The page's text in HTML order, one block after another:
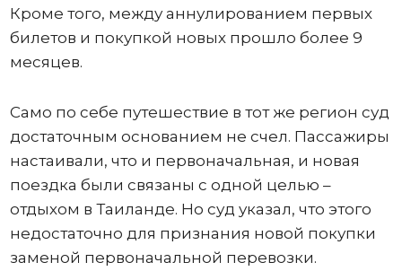
Кроме того, между аннулированием первых
билетов и покупкой новых прошло более 9
месяцев.
Само по себе путешествие в тот же регион суд
достаточным основанием не счел. Пассажиры
настаивали, что и первоначальная, и новая
поездка были связаны с одной целью –
отдыхом в Таиланде. Но суд указал, что этого
недостаточно для признания новой покупки
заменой первоначальной перевозки.